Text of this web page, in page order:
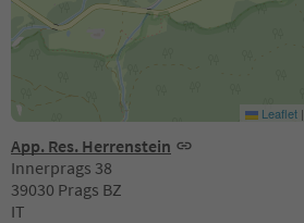
App. Res. Herrenstein
Innerprags 38
39030 Prags BZ
IT
Leaflet |